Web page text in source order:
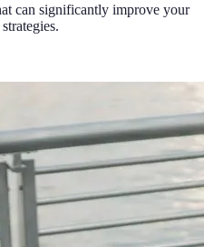
can significantly improve your